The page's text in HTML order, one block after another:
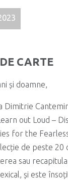
CARTE
și doamne,
Dimitrie
out Loud –
for the
de peste 20
sau
și este